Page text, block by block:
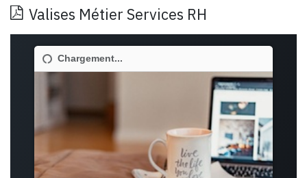
Valises Métier Services RH